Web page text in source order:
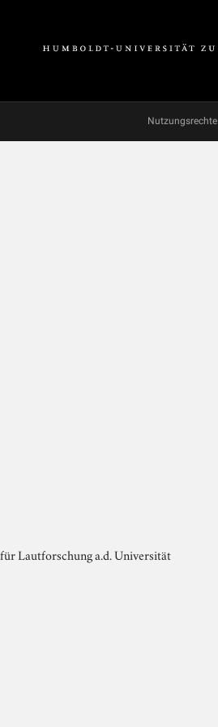
Nutzungsrechte
Lautforschung a.d. Universität